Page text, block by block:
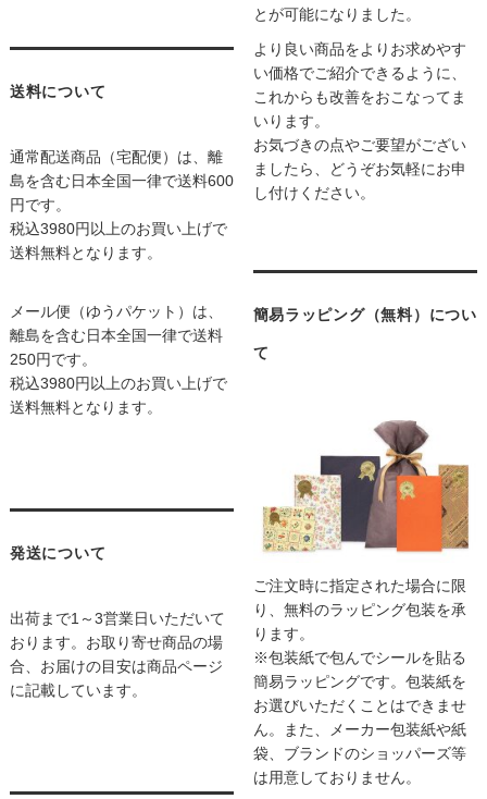
送料について
通常配送商品（宅配便）は、離
島を含む日本全国一律で送料600
円です。
税込3980円以上のお買い上げで
送料無料となります。
メール便（ゆうパケット）は、
離島を含む日本全国一律で送料
250円です。
税込3980円以上のお買い上げで
送料無料となります。
発送について
出荷まで1～3営業日いただいて
おります。お取り寄せ商品の場
合、お届けの目安は商品ページ
に記載しています。
とが可能になりました。
より良い商品をよりお求めやす
い価格でご紹介できるように、
これからも改善をおこなってま
いります。
お気づきの点やご要望がござい
ましたら、どうぞお気軽にお申
し付けください。
簡易ラッピング（無料）につい
て
ご注文時に指定された場合に限
り、無料のラッピング包装を承
ります。
※包装紙で包んでシールを貼る
簡易ラッピングです。包装紙を
お選びいただくことはできませ
ん。また、メーカー包装紙や紙
袋、ブランドのショッパーズ等
は用意しておりません。